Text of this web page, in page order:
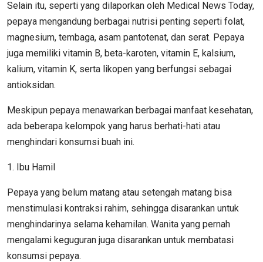
Selain itu, seperti yang dilaporkan oleh Medical News Today,
pepaya mengandung berbagai nutrisi penting seperti folat,
magnesium, tembaga, asam pantotenat, dan serat. Pepaya
juga memiliki vitamin B, beta-karoten, vitamin E, kalsium,
kalium, vitamin K, serta likopen yang berfungsi sebagai
antioksidan.
Meskipun pepaya menawarkan berbagai manfaat kesehatan,
ada beberapa kelompok yang harus berhati-hati atau
menghindari konsumsi buah ini.
1. Ibu Hamil
Pepaya yang belum matang atau setengah matang bisa
menstimulasi kontraksi rahim, sehingga disarankan untuk
menghindarinya selama kehamilan. Wanita yang pernah
mengalami keguguran juga disarankan untuk membatasi
konsumsi pepaya.